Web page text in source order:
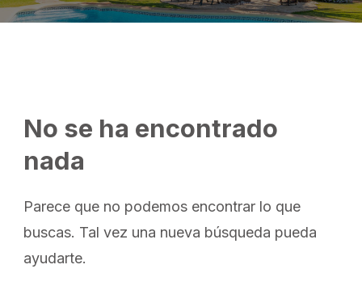
No se ha encontrado
nada
Parece que no podemos encontrar lo que
buscas. Tal vez una nueva búsqueda pueda
ayudarte.